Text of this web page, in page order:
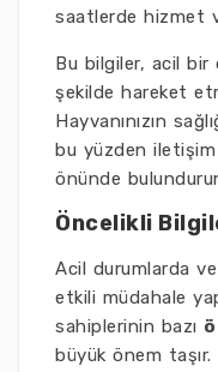
saatlerde hizmet
Bu bilgiler, acil bir
şekilde hareket
Hayvanınızın
bu yüzden
önünde
Öncelikli
Acil durumlarda
etkili müdahale
sahiplerinin bazı
büyük önem taşır.